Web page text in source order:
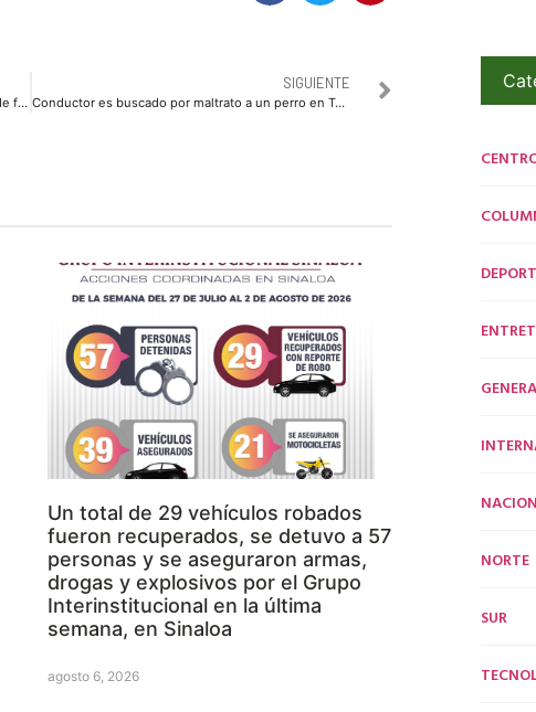
Necesitamos volver a la normalidad en el costo de fertilizantes y otros insumos: Marte Vega
SIGUIENTE
Conductor es buscado por maltrato a un perro en Tabasco
Un total de 29 vehículos robados
fueron recuperados, se detuvo a 57
personas y se aseguraron armas,
drogas y explosivos por el Grupo
Interinstitucional en la última
semana, en Sinaloa
agosto 6, 2026
NORTE
SUR